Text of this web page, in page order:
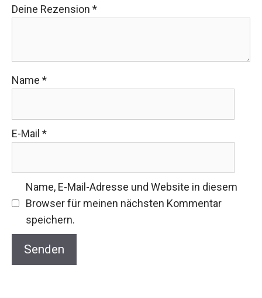
Deine Rezension *
Name *
E-Mail *
Name, E-Mail-Adresse und Website in diesem
Browser für meinen nächsten Kommentar
speichern.